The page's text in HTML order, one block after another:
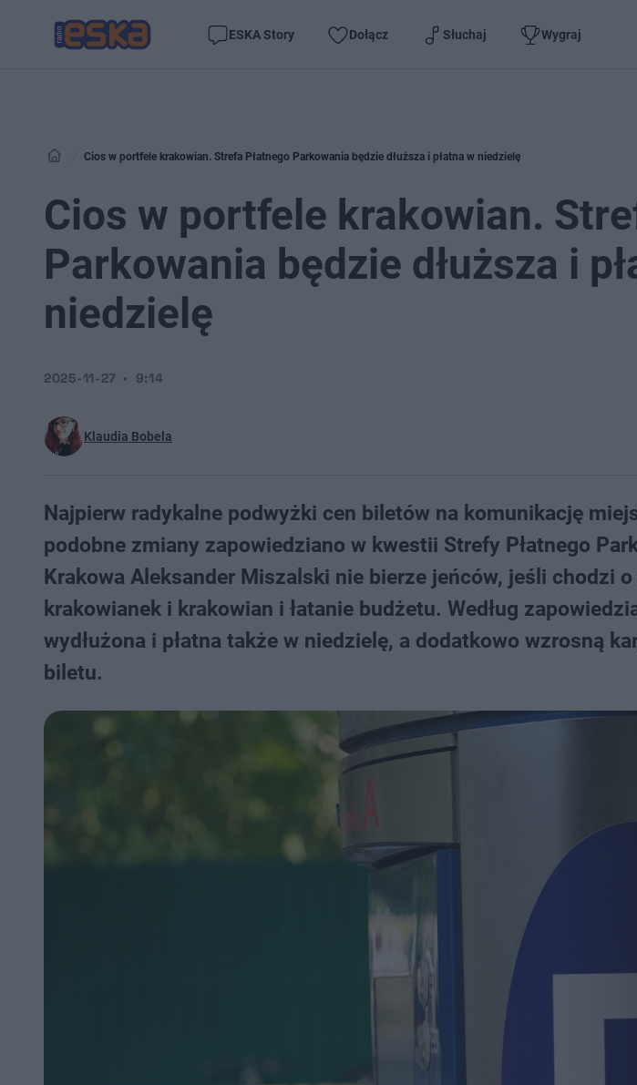
ESKA Story Dołącz Słuchaj Wygraj
Cios w portfele krakowian. Strefa Płatnego Parkowania będzie dłuższa i płatna w niedzielę
Cios w portfele krakowian.
Parkowania będzie dłuższa i
niedzielę
Klaudia Bobela
2025-11-27 9:14
Najpierw radykalne podwyżki cen biletów na komunikację
podobne zmiany zapowiedziano w kwestii Strefy Płatnego
Krakowa Aleksander Miszalski nie bierze jeńców, jeśli chodzi
krakowianek i krakowian i łatanie budżetu. Według
wydłużona i płatna także w niedzielę, a dodatkowo wzrosną
biletu.